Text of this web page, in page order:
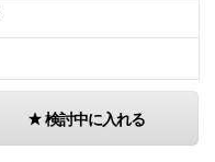
検討中に入れる